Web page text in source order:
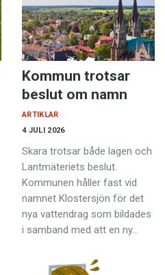
Kommun trotsar
beslut om namn
4 JULI 2026
ARTIKLAR
Skara trotsar både lagen och
Lantmäteriets beslut.
Kommunen håller fast vid
namnet Klostersjön för det
nya vattendrag som bildades
i samband med att en ny…